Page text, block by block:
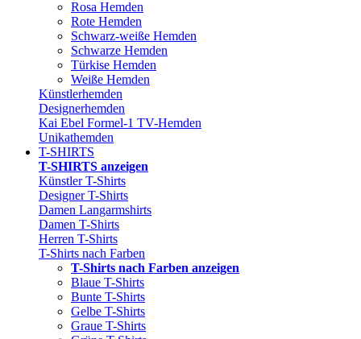
Rosa Hemden
Rote Hemden
Schwarz-weiße Hemden
Schwarze Hemden
Türkise Hemden
Weiße Hemden
Künstlerhemden
Designerhemden
Kai Ebel Formel-1 TV-Hemden
Unikathemden
T-SHIRTS
T-SHIRTS anzeigen
Künstler T-Shirts
Designer T-Shirts
Damen Langarmshirts
Damen T-Shirts
Herren T-Shirts
T-Shirts nach Farben
T-Shirts nach Farben anzeigen
Blaue T-Shirts
Bunte T-Shirts
Gelbe T-Shirts
Graue T-Shirts